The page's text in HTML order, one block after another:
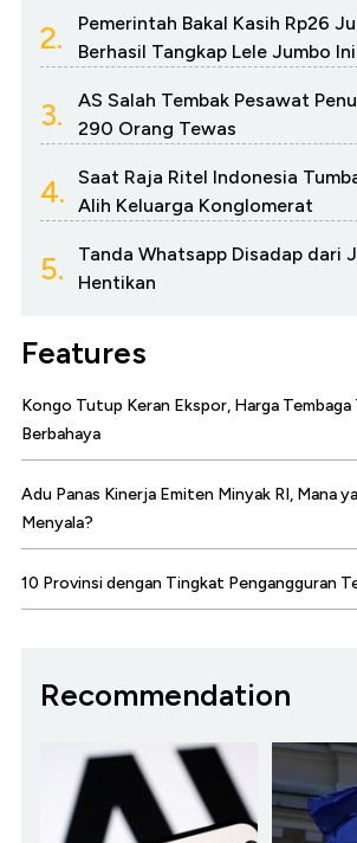
2.
Pemerintah Bakal Kasih Rp26
Berhasil Tangkap Lele Jumbo Ini
3.
AS Salah Tembak Pesawat
290 Orang Tewas
4.
Saat Raja Ritel Indonesia
Alih Keluarga Konglomerat
5.
Tanda Whatsapp Disadap dari
Hentikan
Features
Kongo Tutup Keran Ekspor, Harga
Berbahaya
Adu Panas Kinerja Emiten Minyak RI, Mana
Menyala?
10 Provinsi dengan Tingkat Pengangguran
Recommendation